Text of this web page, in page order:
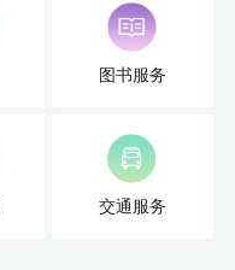
图书服务
交通服务